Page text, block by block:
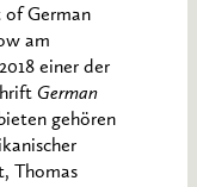
of German
am
einer der
German
gehören
Thomas